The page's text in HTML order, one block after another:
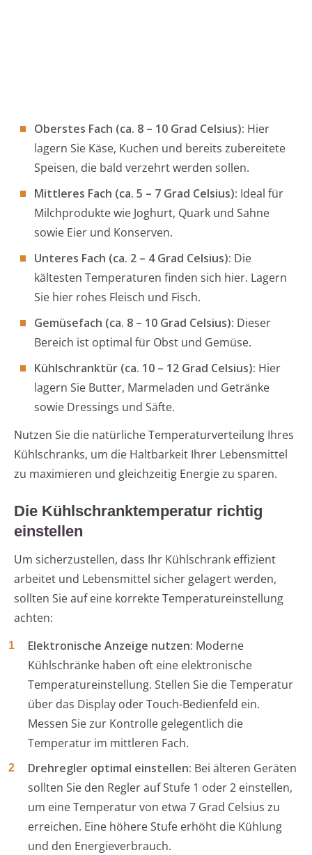
Oberstes Fach (ca. 8 – 10 Grad Celsius): Hier
lagern Sie Käse, Kuchen und bereits zubereitete
Speisen, die bald verzehrt werden sollen.
Mittleres Fach (ca. 5 – 7 Grad Celsius): Ideal für
Milchprodukte wie Joghurt, Quark und Sahne
sowie Eier und Konserven.
Unteres Fach (ca. 2 – 4 Grad Celsius): Die
kältesten Temperaturen finden sich hier. Lagern
Sie hier rohes Fleisch und Fisch.
Gemüsefach (ca. 8 – 10 Grad Celsius): Dieser
Bereich ist optimal für Obst und Gemüse.
Kühlschranktür (ca. 10 – 12 Grad Celsius): Hier
lagern Sie Butter, Marmeladen und Getränke
sowie Dressings und Säfte.
Nutzen Sie die natürliche Temperaturverteilung Ihres
Kühlschranks, um die Haltbarkeit Ihrer Lebensmittel
zu maximieren und gleichzeitig Energie zu sparen.
Die Kühlschranktemperatur richtig
einstellen
Um sicherzustellen, dass Ihr Kühlschrank effizient
arbeitet und Lebensmittel sicher gelagert werden,
sollten Sie auf eine korrekte Temperatureinstellung
achten:
Elektronische Anzeige nutzen: Moderne
Kühlschränke haben oft eine elektronische
Temperatureinstellung. Stellen Sie die Temperatur
über das Display oder Touch-Bedienfeld ein.
Messen Sie zur Kontrolle gelegentlich die
Temperatur im mittleren Fach.
Drehregler optimal einstellen: Bei älteren Geräten
sollten Sie den Regler auf Stufe 1 oder 2 einstellen,
um eine Temperatur von etwa 7 Grad Celsius zu
erreichen. Eine höhere Stufe erhöht die Kühlung
und den Energieverbrauch.